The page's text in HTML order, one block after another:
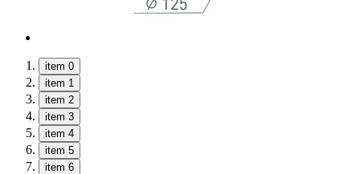
item 0
item 1
item 2
item 3
item 4
item 5
item 6